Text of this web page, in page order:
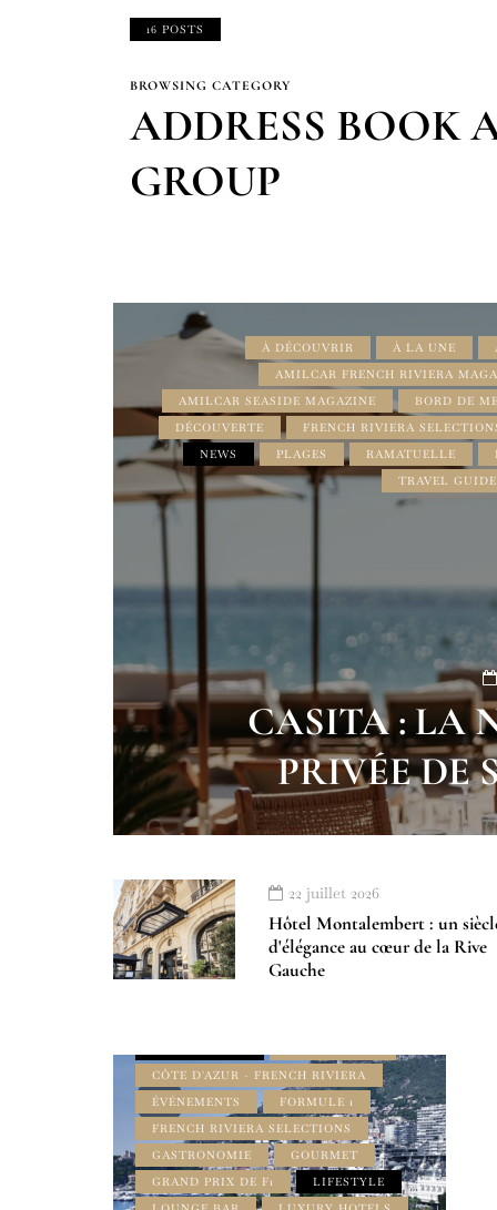
16 POSTS
BROWSING CATEGORY
ADDRESS BOOK
GROUP
À DÉCOUVRIR À LA UNE
AMILCAR FRENCH RIVIERA
AMILCAR SEASIDE MAGAZINE
BORD DE
DÉCOUVERTE
FRENCH RIVIERA
NEWS
PLAGES RAMATUELLE
TRAVEL GUIDE
CASITA : LA
PRIVÉE DE
22 juillet 2026
Hôtel Montalembert : un
d'élégance au cœur de la Rive
Gauche
À LA UNE
ADDRESS BOOK AMILCAR MAGAZINE
GROUP
AMILCAR FRENCH RIVIERA
MAGAZINE
CÔTE D'AZUR - FRENCH RIVIERA
ÉVÉNEMENTS
FORMULE 1
FRENCH RIVIERA SELECTIONS
GASTRONOMIE
GOURMET
GRAND PRIX DE F1
LIFESTYLE